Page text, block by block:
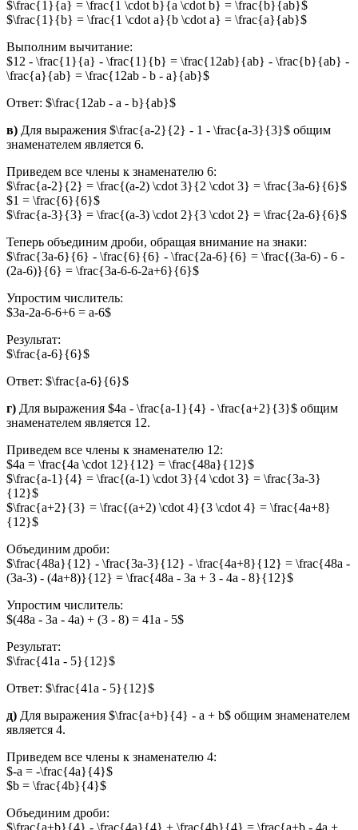
$\frac{1}{a} = \frac{1 \cdot b}{a \cdot b} = \frac{b}{ab}$
$\frac{1}{b} = \frac{1 \cdot a}{b \cdot a} = \frac{a}{ab}$
Выполним вычитание:
$12 - \frac{1}{a} - \frac{1}{b} = \frac{12ab}{ab} - \frac{b}{ab} -
\frac{a}{ab} = \frac{12ab - b - a}{ab}$
Ответ: $\frac{12ab - a - b}{ab}$
в) Для выражения $\frac{a-2}{2} - 1 - \frac{a-3}{3}$ общим
знаменателем является 6.
Приведем все члены к знаменателю 6:
$\frac{a-2}{2} = \frac{(a-2) \cdot 3}{2 \cdot 3} = \frac{3a-6}{6}$
$1 = \frac{6}{6}$
$\frac{a-3}{3} = \frac{(a-3) \cdot 2}{3 \cdot 2} = \frac{2a-6}{6}$
Теперь объединим дроби, обращая внимание на знаки:
$\frac{3a-6}{6} - \frac{6}{6} - \frac{2a-6}{6} = \frac{(3a-6) - 6 -
(2a-6)}{6} = \frac{3a-6-6-2a+6}{6}$
Упростим числитель:
$3a-2a-6-6+6 = a-6$
Результат:
$\frac{a-6}{6}$
Ответ: $\frac{a-6}{6}$
г) Для выражения $4a - \frac{a-1}{4} - \frac{a+2}{3}$ общим
знаменателем является 12.
Приведем все члены к знаменателю 12:
$4a = \frac{4a \cdot 12}{12} = \frac{48a}{12}$
$\frac{a-1}{4} = \frac{(a-1) \cdot 3}{4 \cdot 3} = \frac{3a-3}
{12}$
$\frac{a+2}{3} = \frac{(a+2) \cdot 4}{3 \cdot 4} = \frac{4a+8}
{12}$
Объединим дроби:
$\frac{48a}{12} - \frac{3a-3}{12} - \frac{4a+8}{12} = \frac{48a -
(3a-3) - (4a+8)}{12} = \frac{48a - 3a + 3 - 4a - 8}{12}$
Упростим числитель:
$(48a - 3a - 4a) + (3 - 8) = 41a - 5$
Результат:
$\frac{41a - 5}{12}$
Ответ: $\frac{41a - 5}{12}$
д) Для выражения $\frac{a+b}{4} - a + b$ общим знаменателем
является 4.
Приведем все члены к знаменателю 4:
$-a = -\frac{4a}{4}$
$b = \frac{4b}{4}$
Объединим дроби:
$\frac{a+b}{4} - \frac{4a}{4} + \frac{4b}{4} = \frac{a+b - 4a +